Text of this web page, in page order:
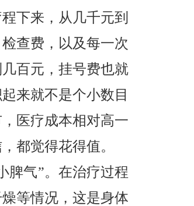
下来，从几千元到
查费，以及每一次
百元，挂号费也就
来就不是个小数目
医疗成本相对高一
都觉得花得值。
脾气”。在治疗过程
等情况，这是身体